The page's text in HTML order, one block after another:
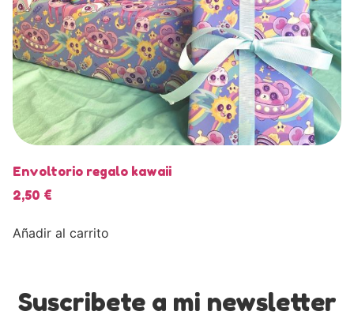
Envoltorio regalo kawaii
2,50 €
Añadir al carrito
Suscribete a mi newsletter